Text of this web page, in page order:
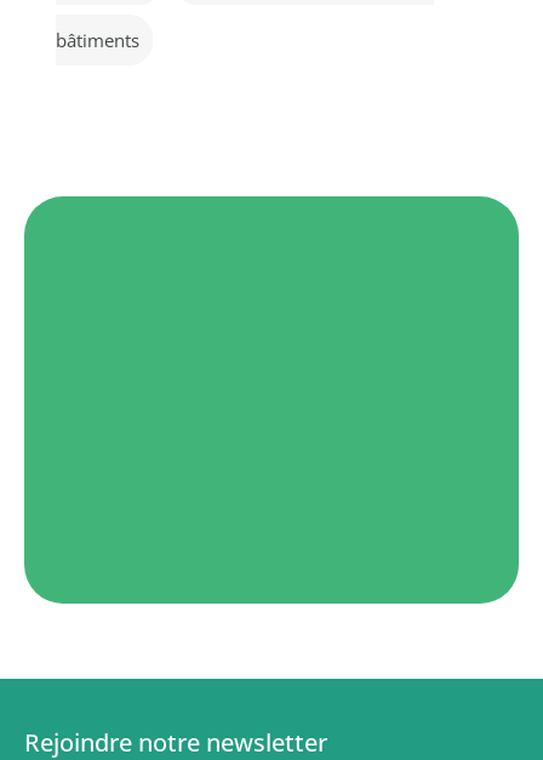
bâtiments
Rejoindre notre newsletter